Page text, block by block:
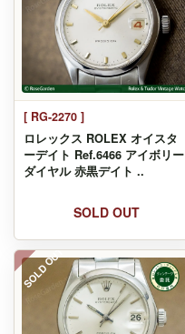
[ RG-2270 ]
ロレックス ROLEX オイスタ
ーデイト Ref.6466 アイボリー
ダイヤル 赤黒デイト ..
SOLD OUT
SOLD OUT